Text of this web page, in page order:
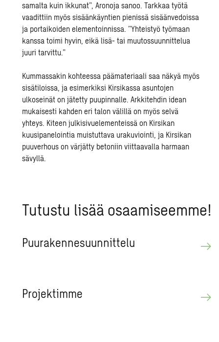
samalta kuin ikkunat”, Aronoja sanoo. Tarkkaa työtä
vaadittiin myös sisäänkäyntien pienissä sisäänvedoissa
ja portaikoiden elementoinnissa. ”Yhteistyö työmaan
kanssa toimi hyvin, eikä lisä- tai muutossuunnittelua
juuri tarvittu.”
Kummassakin kohteessa päämateriaali saa näkyä myös
sisätiloissa, ja esimerkiksi Kirsikassa asuntojen
ulkoseinät on jätetty puupinnalle. Arkkitehdin idean
mukaisesti kahden eri talon välillä on myös selvä
yhteys. Kiteen julkisivuelementeissä on Kirsikan
kuusipanelointia muistuttava urakuviointi, ja Kirsikan
puuverhous on värjätty betoniin viittaavalla harmaan
sävyllä.
Tu­tus­tu lisää osaa­mi­seem­me!
Puu­ra­ken­ne­suun­nit­te­lu
Pro­jek­tim­me